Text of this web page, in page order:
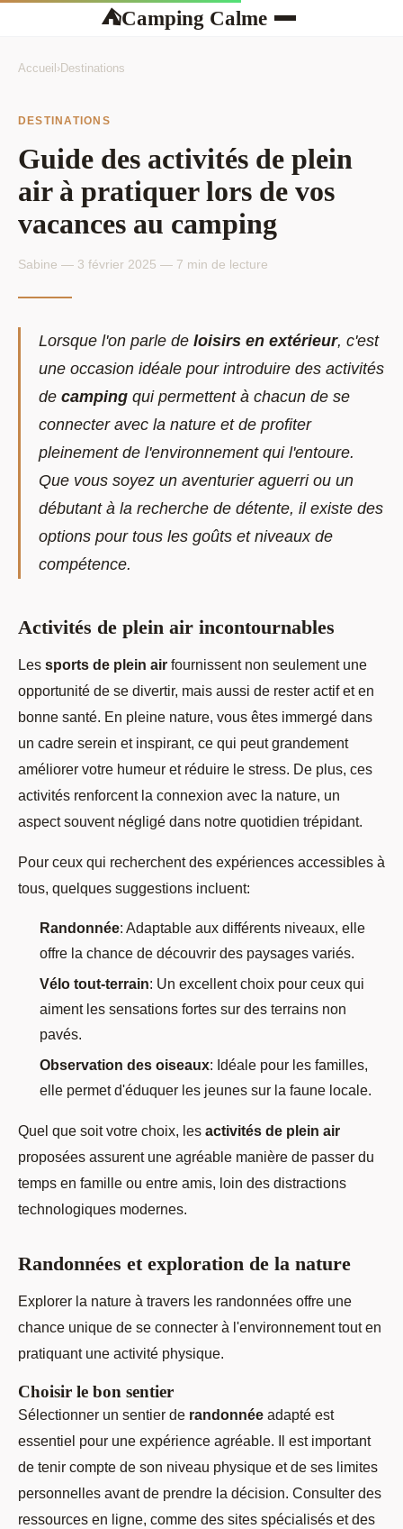
⛺Camping Calme
Accueil ›Destinations
DESTINATIONS
Guide des activités de plein
air à pratiquer lors de vos
vacances au camping
Sabine — 3 février 2025 — 7 min de lecture
Lorsque l'on parle de loisirs en extérieur, c'est
une occasion idéale pour introduire des activités
de camping qui permettent à chacun de se
connecter avec la nature et de profiter
pleinement de l'environnement qui l'entoure.
Que vous soyez un aventurier aguerri ou un
débutant à la recherche de détente, il existe des
options pour tous les goûts et niveaux de
compétence.
Activités de plein air incontournables
Les sports de plein air fournissent non seulement une
opportunité de se divertir, mais aussi de rester actif et en
bonne santé. En pleine nature, vous êtes immergé dans
un cadre serein et inspirant, ce qui peut grandement
améliorer votre humeur et réduire le stress. De plus, ces
activités renforcent la connexion avec la nature, un
aspect souvent négligé dans notre quotidien trépidant.
Pour ceux qui recherchent des expériences accessibles à
tous, quelques suggestions incluent:
Randonnée: Adaptable aux différents niveaux, elle
offre la chance de découvrir des paysages variés.
Vélo tout-terrain: Un excellent choix pour ceux qui
aiment les sensations fortes sur des terrains non
pavés.
Observation des oiseaux: Idéale pour les familles,
elle permet d'éduquer les jeunes sur la faune locale.
Quel que soit votre choix, les activités de plein air
proposées assurent une agréable manière de passer du
temps en famille ou entre amis, loin des distractions
technologiques modernes.
Randonnées et exploration de la nature
Explorer la nature à travers les randonnées offre une
chance unique de se connecter à l'environnement tout en
pratiquant une activité physique.
Choisir le bon sentier
Sélectionner un sentier de randonnée adapté est
essentiel pour une expérience agréable. Il est important
de tenir compte de son niveau physique et de ses limites
personnelles avant de prendre la décision. Consulter des
ressources en ligne, comme des sites spécialisés et des